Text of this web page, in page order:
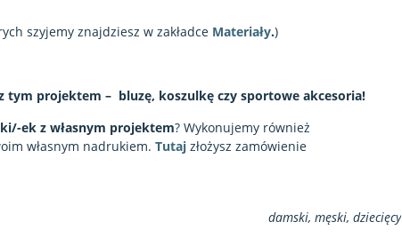
szyjemy znajdziesz w zakładce Materiały.)
tym projektem – bluzę, koszulkę czy sportowe akcesoria!
ek z własnym projektem? Wykonujemy również
własnym nadrukiem.Tutaj złożysz zamówienie
damski, męski, dziecięcy